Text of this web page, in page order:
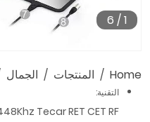
Home المنتجات الجمال
التقنية:
Tecar RET CET RF
1
/
6